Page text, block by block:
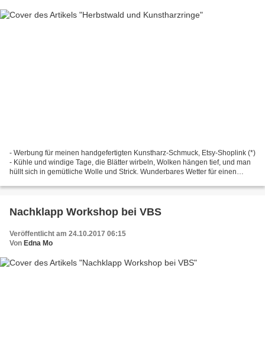
- Werbung für meinen handgefertigten Kunstharz-Schmuck, Etsy-Shoplink (*)
- Kühle und windige Tage, die Blätter wirbeln, Wolken hängen tief, und man
hüllt sich in gemütliche Wolle und Strick. Wunderbares Wetter für einen
Nachklapp Workshop bei VBS
Veröffentlicht am 24.10.2017 06:15
Von Edna Mo